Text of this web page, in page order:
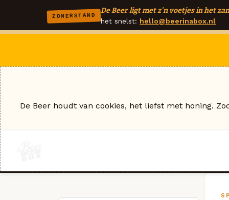
ZOMERSTAND
De Beer ligt met z'n voetjes in het
het snelst: hello@beerinabox.nl
De Beer houdt van cookies, het liefst met honing.